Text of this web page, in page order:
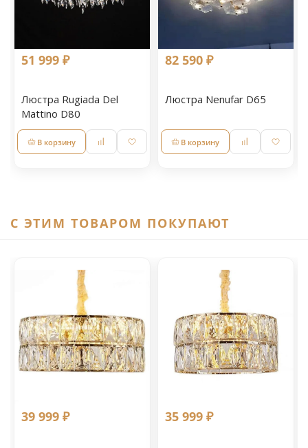
51 999 ₽
Люстра Rugiada Del
Mattino D80
В корзину
82 590 ₽
Люстра Nenufar D65
В корзину
C ЭТИМ ТОВАРОМ ПОКУПАЮТ
39 999 ₽ 35 999 ₽